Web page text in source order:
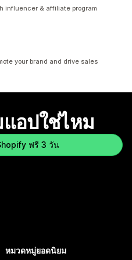
influencer & affiliate program
your brand and drive sales
แอปใช่ไหม
ฟรี 3 วัน
หมวดหมู่ยอดนิยม